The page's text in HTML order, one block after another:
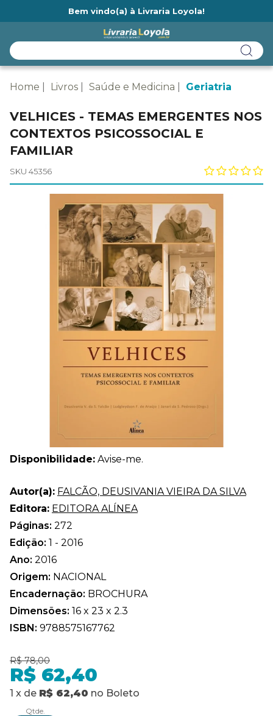
Bem vindo(a) à Livraria Loyola!
Home Livros Saúde e Medicina Geriatria
VELHICES - TEMAS EMERGENTES NOS
CONTEXTOS PSICOSSOCIAL E
FAMILIAR
SKU 45356
Disponibilidade: Avise-me.
Autor(a): FALCÃO, DEUSIVANIA VIEIRA DA SILVA
Editora: EDITORA ALÍNEA
Páginas: 272
Edição: 1 - 2016
Ano: 2016
Origem: NACIONAL
Encadernação: BROCHURA
Dimensões: 16 x 23 x 2.3
ISBN: 9788575167762
R$ 78,00
R$ 62,40
1 x de R$ 62,40 no Boleto
Qtde.